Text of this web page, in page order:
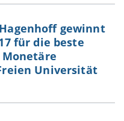
gewinnt
für die beste
Universität